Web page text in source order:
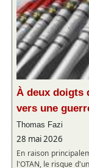
À deux doigts
vers une
Thomas Fazi
28 mai 2026
En raison
l'OTAN, le risque